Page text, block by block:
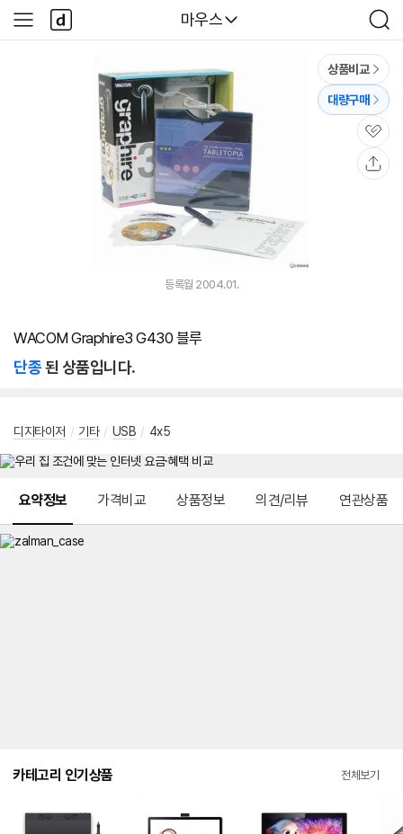
다나와
마우스
검
색
사
이
다
나
와
상품비교
대량구매
관
심
등록월 2004.01.
WACOM Graphire3 G430 블루
단종된 상품입니다.
디지타이저 / 기타 / USB / 4x5
요약정보 가격비교 상품정보 의견/리뷰 연관상품
카테고리 인기상품 전체보기